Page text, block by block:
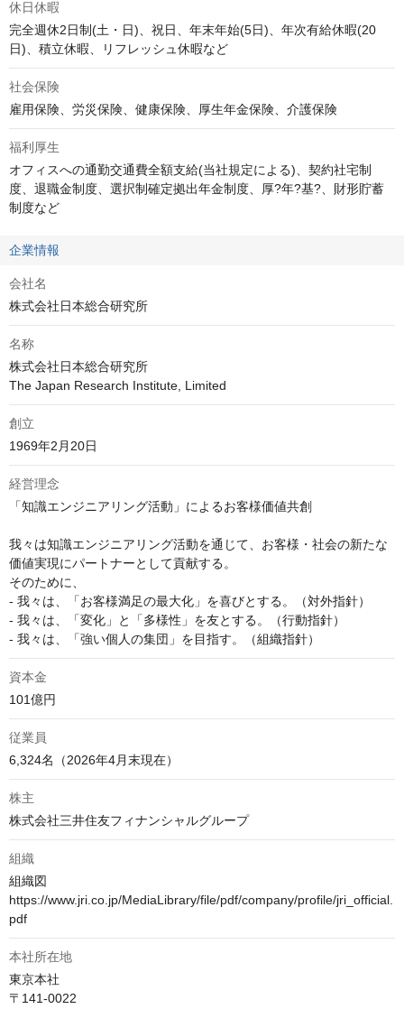
休日休暇
完全週休2日制(土・日)、祝日、年末年始(5日)、年次有給休暇(20
日)、積立休暇、リフレッシュ休暇など
社会保険
雇用保険、労災保険、健康保険、厚生年金保険、介護保険
福利厚生
オフィスへの通勤交通費全額支給(当社規定による)、契約社宅制
度、退職金制度、選択制確定拠出年金制度、厚?年?基?、財形貯蓄
制度など
企業情報
会社名
株式会社日本総合研究所
名称
株式会社日本総合研究所
The Japan Research Institute, Limited
創立
1969年2月20日
経営理念
「知識エンジニアリング活動」によるお客様価値共創
我々は知識エンジニアリング活動を通じて、お客様・社会の新たな
価値実現にパートナーとして貢献する。
そのために、
- 我々は、「お客様満足の最大化」を喜びとする。（対外指針）
- 我々は、「変化」と「多様性」を友とする。（行動指針）
- 我々は、「強い個人の集団」を目指す。（組織指針）
資本金
101億円
従業員
株主
株式会社三井住友フィナンシャルグループ
組織
組織図
https://www.jri.co.jp/MediaLibrary/file/pdf/company/profile/jri_official.
pdf
本社所在地
東京本社
〒141-0022